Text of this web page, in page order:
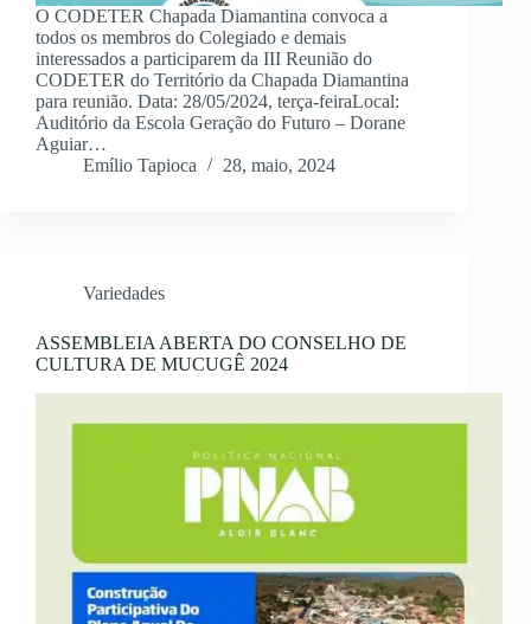
O CODETER Chapada Diamantina convoca a
todos os membros do Colegiado e demais
interessados a participarem da III Reunião do
CODETER do Território da Chapada Diamantina
para reunião. Data: 28/05/2024, terça-feiraLocal:
Auditório da Escola Geração do Futuro – Dorane
Aguiar…
Emílio Tapioca
28, maio, 2024
Variedades
ASSEMBLEIA ABERTA DO CONSELHO DE
CULTURA DE MUCUGÊ 2024